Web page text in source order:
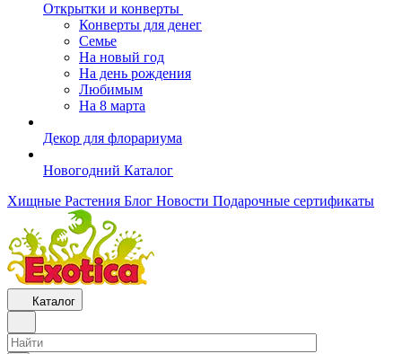
Открытки и конверты
Конверты для денег
Семье
На новый год
На день рождения
Любимым
На 8 марта
Декор для флорариума
Новогодний Каталог
Хищные Растения Блог Новости Подарочные сертификаты
Каталог